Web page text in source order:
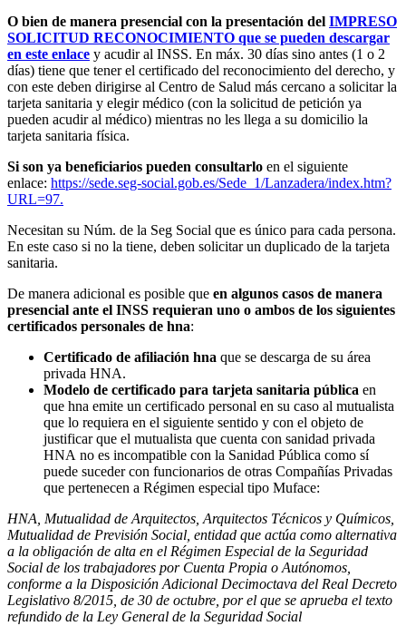
O bien de manera presencial con la presentación del IMPRESO
SOLICITUD RECONOCIMIENTO que se pueden descargar
en este enlace y acudir al INSS. En máx. 30 días sino antes (1 o 2
días) tiene que tener el certificado del reconocimiento del derecho, y
con este deben dirigirse al Centro de Salud más cercano a solicitar la
tarjeta sanitaria y elegir médico (con la solicitud de petición ya
pueden acudir al médico) mientras no les llega a su domicilio la
tarjeta sanitaria física.
Si son ya beneficiarios pueden consultarlo en el siguiente
enlace: https://sede.seg-social.gob.es/Sede_1/Lanzadera/index.htm?
URL=97.
Necesitan su Núm. de la Seg Social que es único para cada persona.
En este caso si no la tiene, deben solicitar un duplicado de la tarjeta
sanitaria.
De manera adicional es posible que en algunos casos de manera
presencial ante el INSS requieran uno o ambos de los siguientes
certificados personales de hna:
Certificado de afiliación hna que se descarga de su área
privada HNA.
Modelo de certificado para tarjeta sanitaria pública en
que hna emite un certificado personal en su caso al mutualista
que lo requiera en el siguiente sentido y con el objeto de
justificar que el mutualista que cuenta con sanidad privada
HNA no es incompatible con la Sanidad Pública como sí
puede suceder con funcionarios de otras Compañías Privadas
que pertenecen a Régimen especial tipo Muface:
HNA, Mutualidad de Arquitectos, Arquitectos Técnicos y Químicos,
Mutualidad de Previsión Social, entidad que actúa como alternativa
a la obligación de alta en el Régimen Especial de la Seguridad
Social de los trabajadores por Cuenta Propia o Autónomos,
conforme a la Disposición Adicional Decimoctava del Real Decreto
Legislativo 8/2015, de 30 de octubre, por el que se aprueba el texto
refundido de la Ley General de la Seguridad Social